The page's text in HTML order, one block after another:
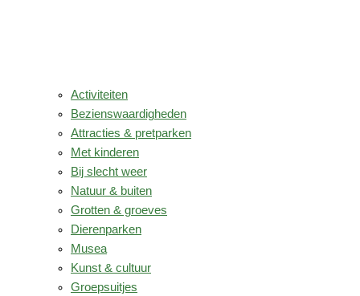
Activiteiten
Bezienswaardigheden
Attracties & pretparken
Met kinderen
Bij slecht weer
Natuur & buiten
Grotten & groeves
Dierenparken
Musea
Kunst & cultuur
Groepsuitjes